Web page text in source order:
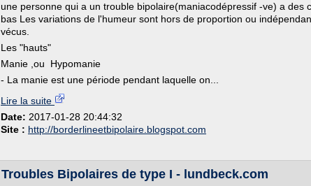
une personne qui a un trouble bipolaire(maniacodépressif -ve) a des
bas Les variations de l'humeur sont hors de proportion ou
vécus.
Les "hauts"
Manie ,ou Hypomanie
- La manie est une période pendant laquelle on...
Lire la suite
Date: 2017-01-28 20:44:32
Site : http://borderlineetbipolaire.blogspot.com
Troubles Bipolaires de type I - lundbeck.com